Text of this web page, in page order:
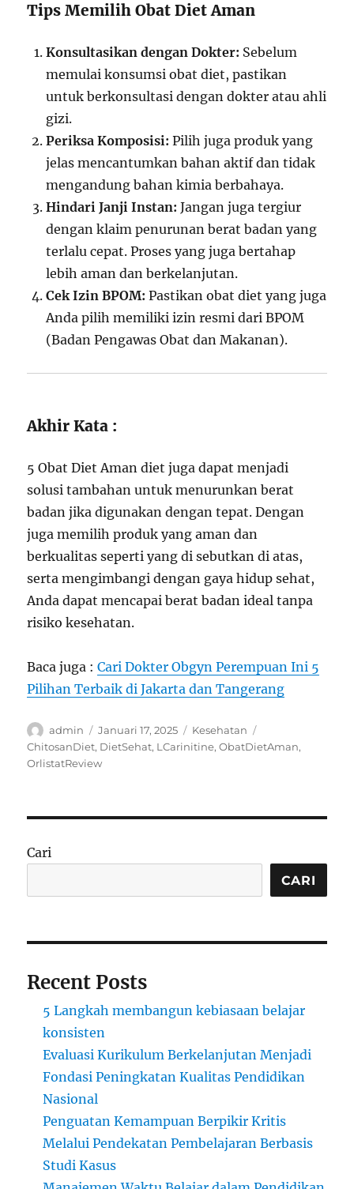
Tips Memilih Obat Diet Aman
Konsultasikan dengan Dokter: Sebelum
memulai konsumsi obat diet, pastikan
untuk berkonsultasi dengan dokter atau ahli
gizi.
Periksa Komposisi: Pilih juga produk yang
jelas mencantumkan bahan aktif dan tidak
mengandung bahan kimia berbahaya.
Hindari Janji Instan: Jangan juga tergiur
dengan klaim penurunan berat badan yang
terlalu cepat. Proses yang juga bertahap
lebih aman dan berkelanjutan.
Cek Izin BPOM: Pastikan obat diet yang juga
Anda pilih memiliki izin resmi dari BPOM
(Badan Pengawas Obat dan Makanan).
Akhir Kata :
5 Obat Diet Aman diet juga dapat menjadi
solusi tambahan untuk menurunkan berat
badan jika digunakan dengan tepat. Dengan
juga memilih produk yang aman dan
berkualitas seperti yang di sebutkan di atas,
serta mengimbangi dengan gaya hidup sehat,
Anda dapat mencapai berat badan ideal tanpa
risiko kesehatan.
Baca juga :Cari Dokter Obgyn Perempuan Ini 5
Pilihan Terbaik di Jakarta dan Tangerang
Author
admin
Posted
on
Januari 17, 2025 Categories
Kesehatan
ChitosanDiet, DietSehat, LCarinitine,ObatDietAman,
OrlistatReview
Cari
CARI
Recent Posts
5 Langkah membangun kebiasaan belajar
konsisten
Evaluasi Kurikulum Berkelanjutan Menjadi
Fondasi Peningkatan Kualitas Pendidikan
Nasional
Penguatan Kemampuan Berpikir Kritis
Melalui Pendekatan Pembelajaran Berbasis
Studi Kasus